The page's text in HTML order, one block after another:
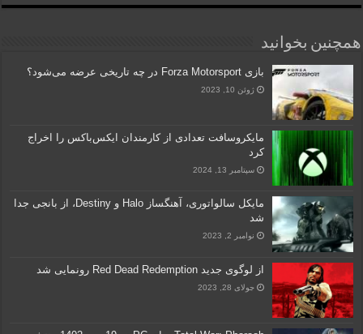
همچنین بخوانید
بازی Forza Motorsport در چه تاریخی عرضه می‌شود؟
ژوئن 10, 2023
مایکروسافت تعدادی از کارمندان ایکس‌باکس را اخراج
کرد
سپتامبر 13, 2024
مایکل سالواتوری، آهنگساز Halo و Destiny، از بانجی جدا
شد
نوامبر 2, 2023
از لوگوی جدید Red Dead Redemption رونمایی شد
جولای 28, 2023